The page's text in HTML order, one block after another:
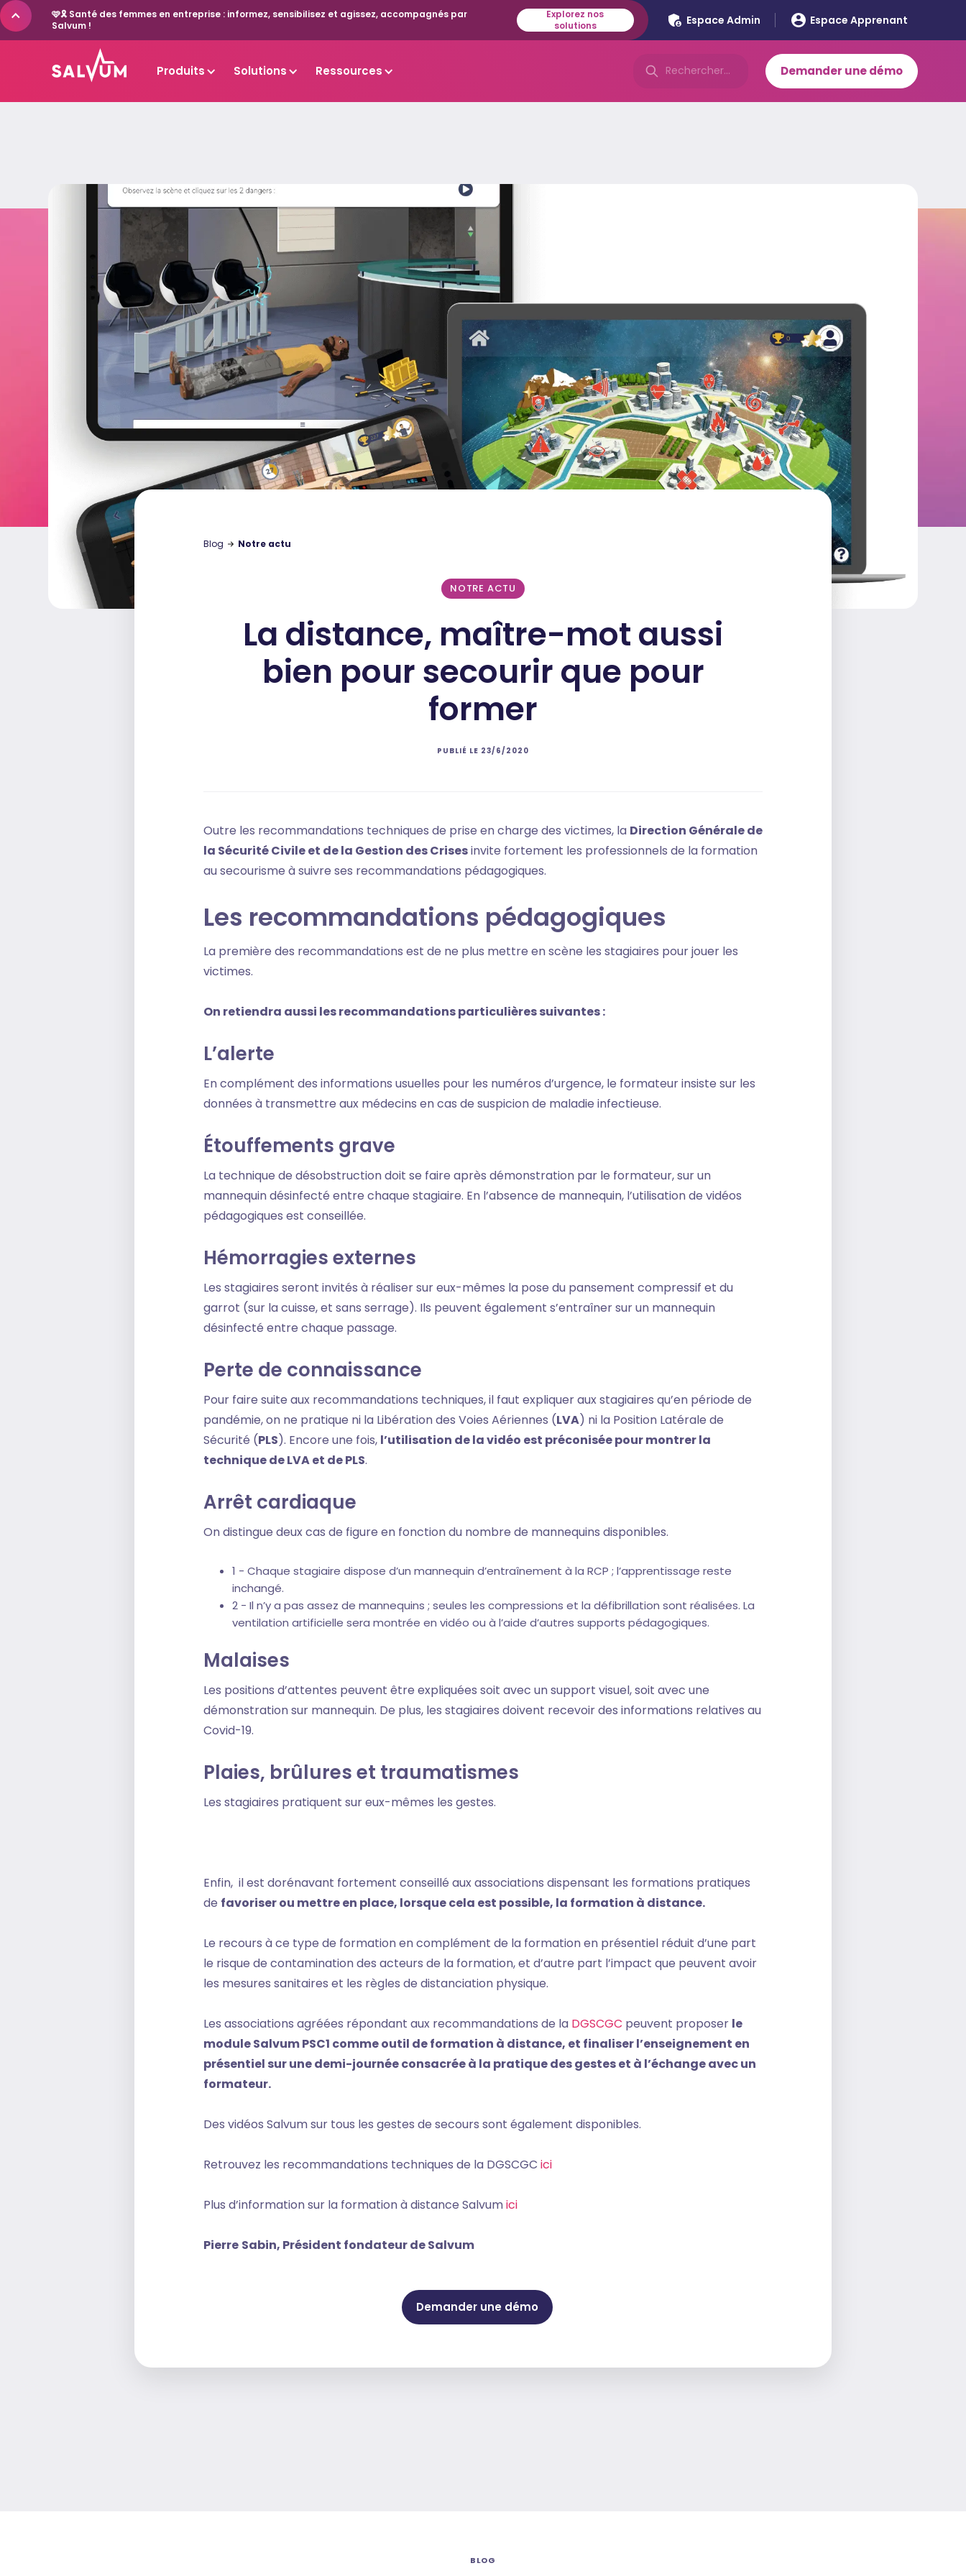
🩷🎗️ Santé des femmes en entreprise : informez, sensibilisez et agissez, accompagnés par
Salvum !
Explorez nos
solutions
Espace Admin Espace Apprenant
Produits Solutions Ressources Demander une démo
Blog Notre actu
NOTRE ACTU
La distance, maître-mot aussi
bien pour secourir que pour
former
PUBLIÉ LE 23/6/2020
Outre les recommandations techniques de prise en charge des victimes, la Direction Générale de
la Sécurité Civile et de la Gestion des Crisesinvite fortement les professionnels de la formation
au secourisme à suivre ses recommandations pédagogiques.
Les recommandations pédagogiques
La première des recommandations est de ne plus mettre en scène les stagiaires pour jouer les
victimes.
On retiendra aussi les recommandations particulières suivantes :
L’alerte
En complément des informations usuelles pour les numéros d’urgence, le formateur insiste sur les
données à transmettre aux médecins en cas de suspicion de maladie infectieuse.
Étouffements grave
La technique de désobstruction doit se faire après démonstration par le formateur, sur un
mannequin désinfecté entre chaque stagiaire. En l’absence de mannequin, l’utilisation de vidéos
pédagogiques est conseillée.
Hémorragies externes
Les stagiaires seront invités à réaliser sur eux-mêmes la pose du pansement compressif et du
garrot (sur la cuisse, et sans serrage). Ils peuvent également s’entraîner sur un mannequin
désinfecté entre chaque passage.
Perte de connaissance
Pour faire suite aux recommandations techniques, il faut expliquer aux stagiaires qu’en période de
pandémie, on ne pratique ni la Libération des Voies Aériennes (LVA) ni la Position Latérale de
Sécurité (PLS). Encore une fois, l’utilisation de la vidéo est préconisée pour montrer la
technique de LVA et de PLS.
Arrêt cardiaque
On distingue deux cas de figure en fonction du nombre de mannequins disponibles.
1 - Chaque stagiaire dispose d’un mannequin d’entraînement à la RCP ; l’apprentissage reste
inchangé.
2 - Il n’y a pas assez de mannequins ; seules les compressions et la défibrillation sont réalisées. La
ventilation artificielle sera montrée en vidéo ou à l’aide d’autres supports pédagogiques.
Malaises
Les positions d’attentes peuvent être expliquées soit avec un support visuel, soit avec une
démonstration sur mannequin. De plus, les stagiaires doivent recevoir des informations relatives au
Covid-19.
Plaies, brûlures et traumatismes
Les stagiaires pratiquent sur eux-mêmes les gestes.
Enfin, il est dorénavant fortement conseillé aux associations dispensant les formations pratiques
de favoriser ou mettre en place, lorsque cela est possible, la formation à distance.
Le recours à ce type de formation en complément de la formation en présentiel réduit d’une part
le risque de contamination des acteurs de la formation, et d’autre part l’impact que peuvent avoir
les mesures sanitaires et les règles de distanciation physique.
Les associations agréées répondant aux recommandations de la DGSCGC peuvent proposer le
module Salvum PSC1 comme outil de formation à distance, et finaliser l’enseignement en
présentiel sur une demi-journée consacrée à la pratique des gestes et à l’échange avec un
formateur.
Des vidéos Salvum sur tous les gestes de secours sont également disponibles.
Retrouvez les recommandations techniques de la DGSCGC ici
Plus d’information sur la formation à distance Salvumici
Pierre Sabin, Président fondateur de Salvum
Demander une démo
BLOG